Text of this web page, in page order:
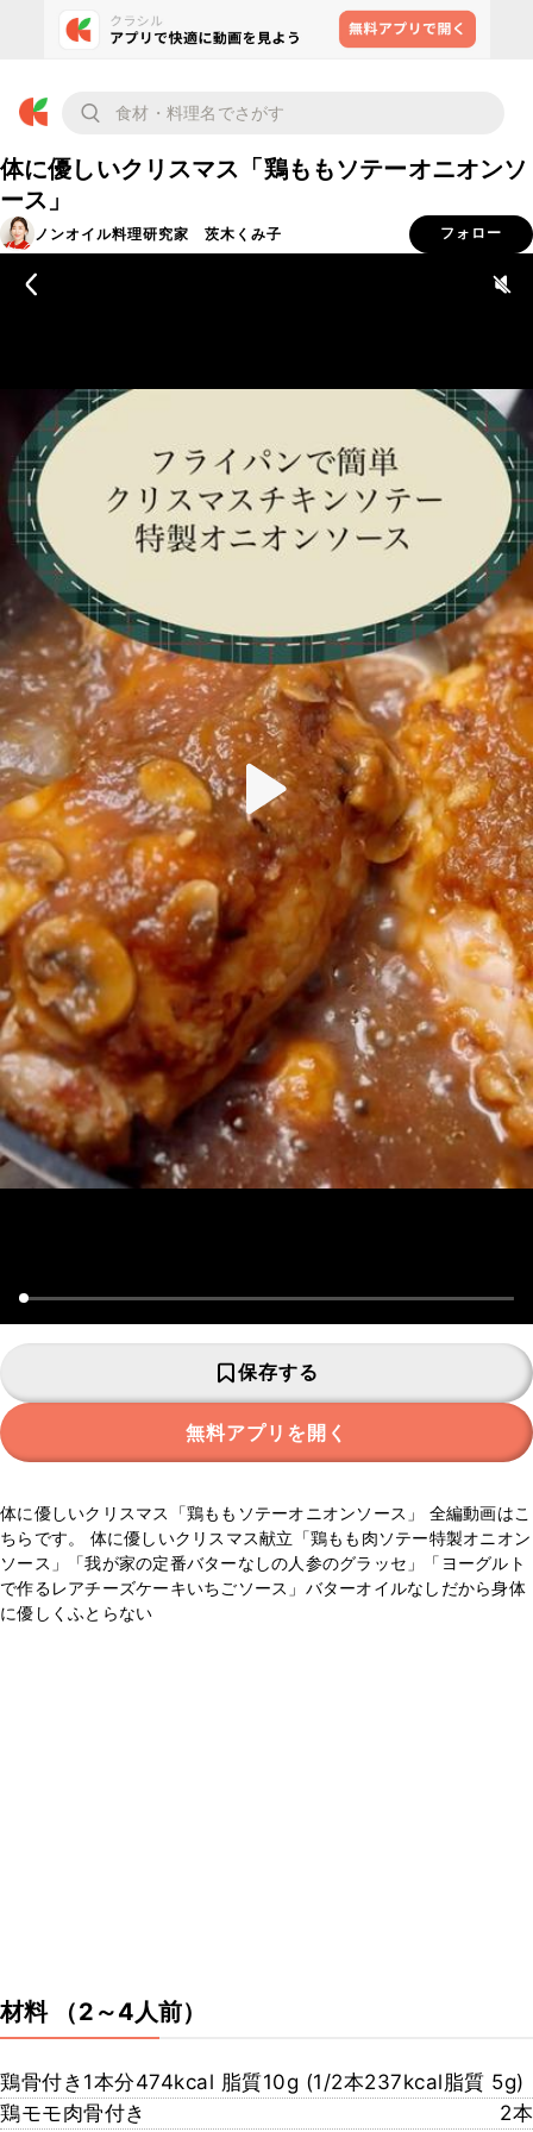
体に優しいクリスマス「鶏ももソテーオニオンソ
ース」
ノンオイル料理研究家 茨木くみ子 フォロー
保存する
無料アプリを開く
体に優しいクリスマス「鶏ももソテーオニオンソース」 全編動画はこ
ちらです。 体に優しいクリスマス献立「鶏もも肉ソテー特製オニオン
ソース」「我が家の定番バターなしの人参のグラッセ」「ヨーグルト
で作るレアチーズケーキいちごソース」バターオイルなしだから身体
に優しくふとらない
材料 （2～4人前）
鶏骨付き1本分474kcal 脂質10g (1/2本237kcal脂質 5g)
鶏モモ肉骨付き
2本